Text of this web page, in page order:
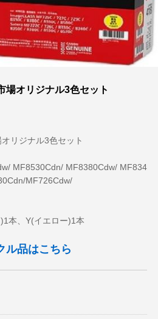
場オリジナル3色セット
リジナル3色セット
MF8530Cdn/ MF8380Cdw/ MF834
MF726Cdw/
本、Y(イエロー)1本
品はこちら